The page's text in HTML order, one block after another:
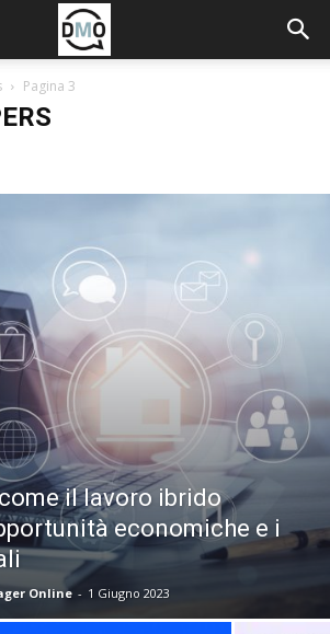
Pagina 3
il lavoro ibrido
economiche e i
Online - 1 Giugno 2023